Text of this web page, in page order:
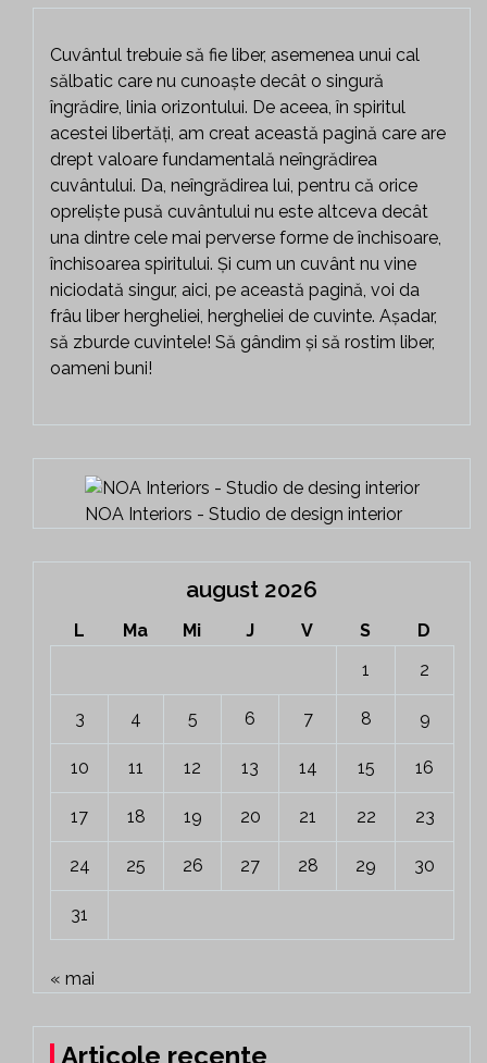
Cuvântul trebuie să fie liber, asemenea unui cal
sălbatic care nu cunoaște decât o singură
îngrădire, linia orizontului. De aceea, în spiritul
acestei libertăți, am creat această pagină care are
drept valoare fundamentală neîngrădirea
cuvântului. Da, neîngrădirea lui, pentru că orice
opreliște pusă cuvântului nu este altceva decât
una dintre cele mai perverse forme de închisoare,
închisoarea spiritului. Și cum un cuvânt nu vine
niciodată singur, aici, pe această pagină, voi da
frâu liber hergheliei, hergheliei de cuvinte. Așadar,
să zburde cuvintele! Să gândim și să rostim liber,
oameni buni!
NOA Interiors - Studio de design interior
august 2026
L Ma Mi J V S
D
1
2
3 4 5 6 7 8 9
10 11 12 13 14 15 16
17 18 19 20 21 22 23
24 25 26 27 28 29 30
31
« mai
Articole recente